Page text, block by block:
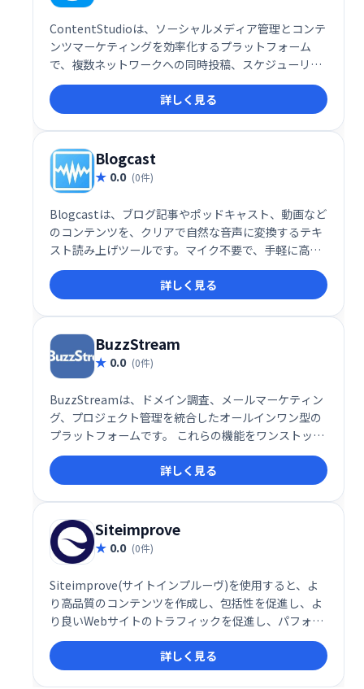
ContentStudioは、ソーシャルメディア管理とコンテ
ンツマーケティングを効率化するプラットフォーム
で、複数ネットワークへの同時投稿、スケジューリン
グ、パフォーマンス分析などの機能を提供します。エ
ンゲージメント向上、ブランド認知拡大を支援し、効
率的なマーケティング戦略を実現します。
詳しく見る
Blogcast
0.0 (0件)
Blogcastは、ブログ記事やポッドキャスト、動画など
のコンテンツを、クリアで自然な音声に変換するテキ
スト読み上げツールです。マイク不要で、手軽に高品
質な音声コンテンツを作成できます。ブログの読者層
拡大や、アクセシビリティ向上に最適です。
詳しく見る
BuzzStream
0.0 (0件)
BuzzStreamは、ドメイン調査、メールマーケティン
グ、プロジェクト管理を統合したオールインワン型の
プラットフォームです。 これらの機能をワンストップ
で利用でき、効率的なアウトリーチ活動を実現しま
す。 効果的なコンテンツマーケティング戦略を構築
し、成果を最大化したい企業におすすめです。
詳しく見る
Siteimprove
0.0 (0件)
Siteimprove(サイトインプルーヴ)を使用すると、よ
り高品質のコンテンツを作成し、包括性を促進し、よ
り良いWebサイトのトラフィックを促進し、パフォー
マンスを測定し、規制コンプライアンスに向けて取り
組むことができます。詳しく見る